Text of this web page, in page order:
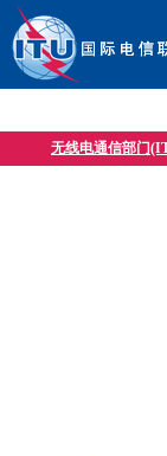
无线电通信部门